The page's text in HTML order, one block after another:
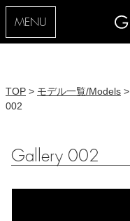
MENU
TOP > モデル一覧/Models >
002
Gallery 002